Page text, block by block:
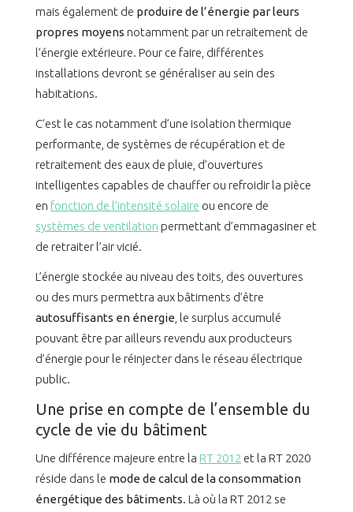
mais également de produire de l’énergie par leurs
propres moyens notamment par un retraitement de
l’énergie extérieure. Pour ce faire, différentes
installations devront se généraliser au sein des
habitations.
C’est le cas notamment d’une isolation thermique
performante, de systèmes de récupération et de
retraitement des eaux de pluie, d’ouvertures
intelligentes capables de chauffer ou refroidir la pièce
en fonction de l’intensité solaire ou encore de
systèmes de ventilation permettant d’emmagasiner et
de retraiter l’air vicié.
L’énergie stockée au niveau des toits, des ouvertures
ou des murs permettra aux bâtiments d’être
autosuffisants en énergie , le surplus accumulé
pouvant être par ailleurs revendu aux producteurs
d’énergie pour le réinjecter dans le réseau électrique
public.
Une prise en compte de l’ensemble du
cycle de vie du bâtiment
Une différence majeure entre la RT 2012 et la RT 2020
réside dans le mode de calcul de la consommation
énergétique des bâtiments. Là où la RT 2012 se